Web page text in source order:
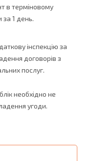
в терміновому
1 день.
інспекцію за
договорів з
послуг.
необхідно не
угоди.